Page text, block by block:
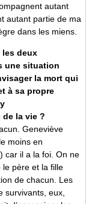
autant
autant partie de ma
dans les miens.
les deux
une situation
la mort qui
à sa propre
de la vie ?
Geneviève
moins en
car il a la foi. On ne
le père et la fille
de chacun. Les
survivants, eux,